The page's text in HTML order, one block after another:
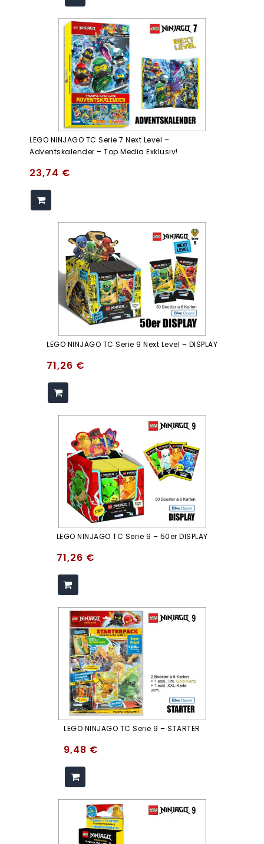
LEGO NINJAGO TC Serie 7 Next Level –
Adventskalender – Top Media Exklusiv!
23,74 €
LEGO NINJAGO TC Serie 9 Next Level – DISPLAY
71,26 €
LEGO NINJAGO TC Serie 9 – 50er DISPLAY
71,26 €
LEGO NINJAGO TC Serie 9 – STARTER
9,48 €